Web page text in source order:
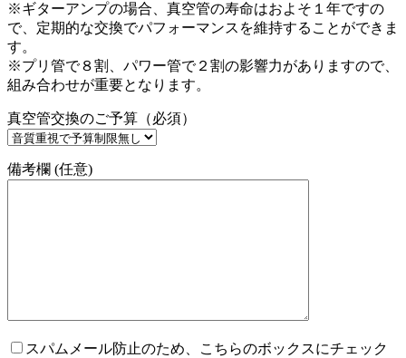
※ギターアンプの場合、真空管の寿命はおよそ１年ですの
で、定期的な交換でパフォーマンスを維持することができま
す。
※プリ管で８割、パワー管で２割の影響力がありますので、
組み合わせが重要となります。
真空管交換のご予算（必須）
備考欄 (任意)
スパムメール防止のため、こちらのボックスにチェック